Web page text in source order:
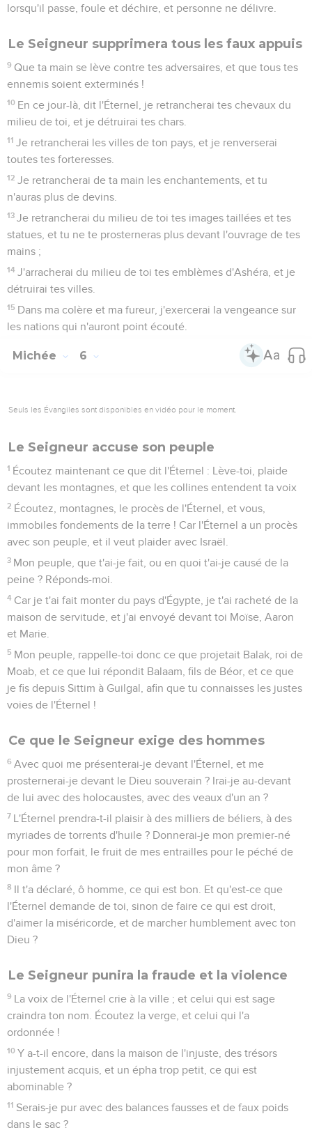
lorsqu'il passe, foule et déchire, et personne ne délivre.
Le Seigneur supprimera tous les faux appuis
9 Que ta main se lève contre tes adversaires, et que tous tes
ennemis soient exterminés !
10 En ce jour-là, dit l'Éternel, je retrancherai tes chevaux du
milieu de toi, et je détruirai tes chars.
11 Je retrancherai les villes de ton pays, et je renverserai
toutes tes forteresses.
12 Je retrancherai de ta main les enchantements, et tu
n'auras plus de devins.
13 Je retrancherai du milieu de toi tes images taillées et tes
statues, et tu ne te prosterneras plus devant l'ouvrage de tes
mains ;
14 J'arracherai du milieu de toi tes emblèmes d'Ashéra, et je
détruirai tes villes.
15 Dans ma colère et ma fureur, j'exercerai la vengeance sur
les nations qui n'auront point écouté.
Michée 6
Seuls les Évangiles sont disponibles en vidéo pour le moment.
Le Seigneur accuse son peuple
1 Écoutez maintenant ce que dit l'Éternel : Lève-toi, plaide
devant les montagnes, et que les collines entendent ta voix
2 Écoutez, montagnes, le procès de l'Éternel, et vous,
immobiles fondements de la terre ! Car l'Éternel a un procès
avec son peuple, et il veut plaider avec Israël.
3 Mon peuple, que t'ai-je fait, ou en quoi t'ai-je causé de la
peine ? Réponds-moi.
4 Car je t'ai fait monter du pays d'Égypte, je t'ai racheté de la
maison de servitude, et j'ai envoyé devant toi Moïse, Aaron
et Marie.
5 Mon peuple, rappelle-toi donc ce que projetait Balak, roi de
Moab, et ce que lui répondit Balaam, fils de Béor, et ce que
je fis depuis Sittim à Guilgal, afin que tu connaisses les justes
voies de l'Éternel !
Ce que le Seigneur exige des hommes
6 Avec quoi me présenterai-je devant l'Éternel, et me
prosternerai-je devant le Dieu souverain ? Irai-je au-devant
de lui avec des holocaustes, avec des veaux d'un an ?
7 L'Éternel prendra-t-il plaisir à des milliers de béliers, à des
myriades de torrents d'huile ? Donnerai-je mon premier-né
pour mon forfait, le fruit de mes entrailles pour le péché de
mon âme ?
8 Il t'a déclaré, ô homme, ce qui est bon. Et qu'est-ce que
l'Éternel demande de toi, sinon de faire ce qui est droit,
d'aimer la miséricorde, et de marcher humblement avec ton
Dieu ?
Le Seigneur punira la fraude et la violence
9 La voix de l'Éternel crie à la ville ; et celui qui est sage
craindra ton nom. Écoutez la verge, et celui qui l'a
ordonnée !
10 Y a-t-il encore, dans la maison de l'injuste, des trésors
injustement acquis, et un épha trop petit, ce qui est
abominable ?
11 Serais-je pur avec des balances fausses et de faux poids
dans le sac ?